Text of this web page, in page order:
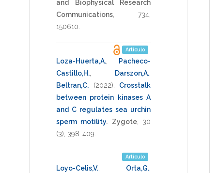
and Biophysical Research
Communications, 734,
150610.
Artículo
Loza-Huerta,A.,
Pacheco-
Castillo,H., Darszon,A.,
Beltran,C.
(2022). Crosstalk
between protein kinases A
and C regulates sea urchin
sperm motility. Zygote, 30
(3), 398-409.
Artículo
Loyo-Celis,V., Orta,G.,